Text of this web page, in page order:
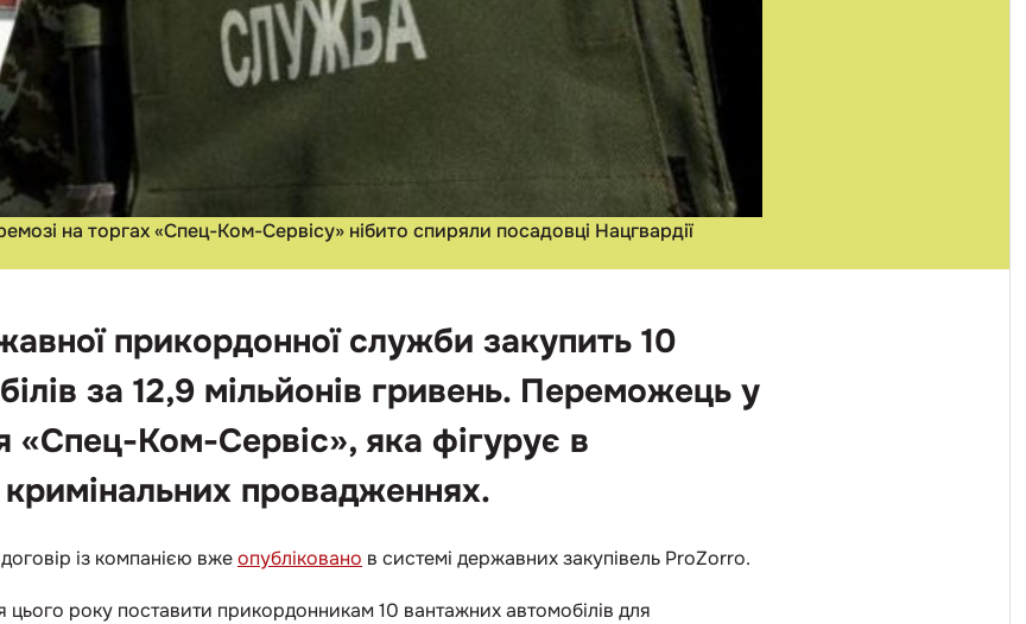
на торгах «Спец-Ком-Сервісу» нібито спиряли посадовці Нацгвардії
прикордонної служби закупить 10
за 12,9 мільйонів гривень. Переможець у
«Спец-Ком-Сервіс», яка фігурує в
провадженнях.
із компанією вжеопубліковано в системі державних закупівель ProZorro.
року поставити прикордонникам 10 вантажних автомобілів для